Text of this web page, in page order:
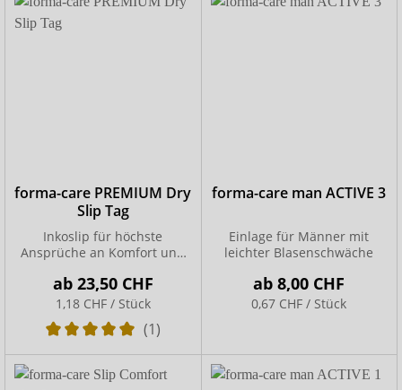
forma-care PREMIUM Dry
Slip Tag
Inkoslip für höchste
Ansprüche an Komfort und
ab 23,50 CHF
1,18 CHF / Stück
(1)
forma-care man ACTIVE 3
Einlage für Männer mit
leichter Blasenschwäche
ab8,00 CHF
0,67 CHF / Stück